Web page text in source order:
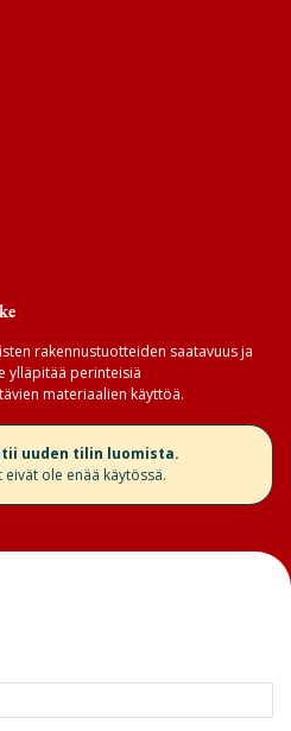
rakennustuotteiden saatavuus ja
ylläpitää perinteisiä
materiaalien käyttöä.
uuden tilin luomista.
ole enää käytössä.